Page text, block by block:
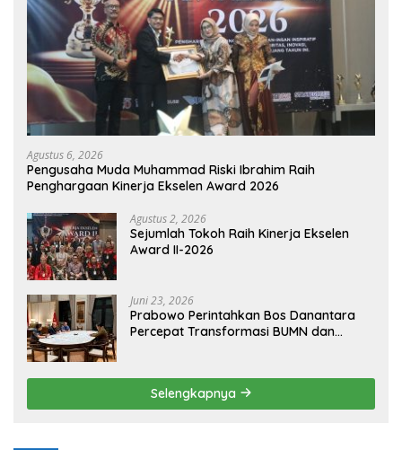
Agustus 6, 2026
Pengusaha Muda Muhammad Riski Ibrahim Raih
Penghargaan Kinerja Ekselen Award 2026
Agustus 2, 2026
Sejumlah Tokoh Raih Kinerja Ekselen
Award II-2026
Juni 23, 2026
Prabowo Perintahkan Bos Danantara
Percepat Transformasi BUMN dan
Selengkapnya